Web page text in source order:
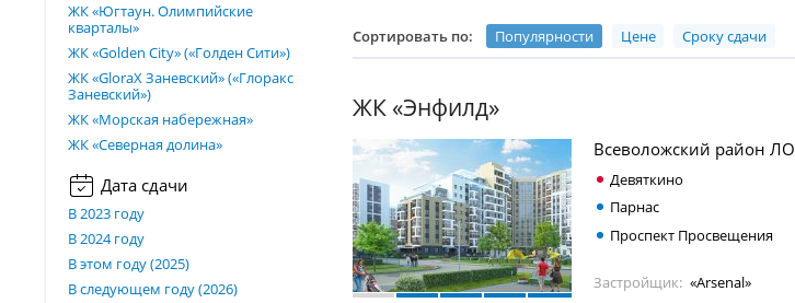
ЖК «Югтаун. Олимпийские
кварталы»
ЖК «Golden City» («Голден Сити»)
ЖК «GloraX Заневский»​ («Глоракс
Заневский»)
ЖК «Морская набережная»
ЖК «Северная долина»
Дата сдачи
В 2023 году
В 2024 году
В этом году (2025)
В следующем году (2026)
Сортировать по: Популярности Цене Сроку сдачи
ЖК «Энфилд»
Всеволожский район ЛО
Девяткино
Парнас
Проспект Просвещения
Застройщик: «Arsenal»